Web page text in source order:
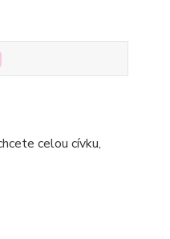
celou cívku,